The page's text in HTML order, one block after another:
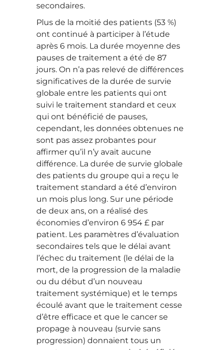
secondaires.
Plus de la moitié des patients (53 %)
ont continué à participer à l’étude
après 6 mois. La durée moyenne des
pauses de traitement a été de 87
jours. On n’a pas relevé de différences
significatives de la durée de survie
globale entre les patients qui ont
suivi le traitement standard et ceux
qui ont bénéficié de pauses,
cependant, les données obtenues ne
sont pas assez probantes pour
affirmer qu’il n’y avait aucune
différence. La durée de survie globale
des patients du groupe qui a reçu le
traitement standard a été d’environ
un mois plus long. Sur une période
de deux ans, on a réalisé des
économies d’environ 6 954 £ par
patient. Les paramètres d’évaluation
secondaires tels que le délai avant
l’échec du traitement (le délai de la
mort, de la progression de la maladie
ou du début d’un nouveau
traitement systémique) et le temps
écoulé avant que le traitement cesse
d’être efficace et que le cancer se
propage à nouveau (survie sans
progression) donnaient tous un